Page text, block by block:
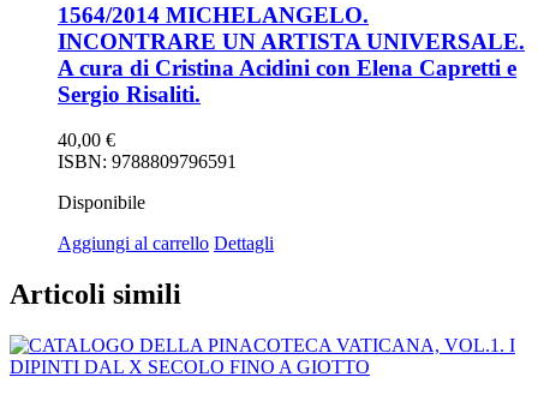
1564/2014 MICHELANGELO.
INCONTRARE UN ARTISTA UNIVERSALE.
A cura di Cristina Acidini con Elena Capretti e
Sergio Risaliti.
40,00 €
ISBN: 9788809796591
Disponibile
Aggiungi al carrello Dettagli
Articoli simili